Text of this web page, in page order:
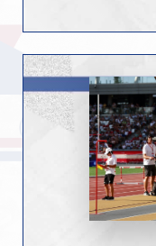
a selejtezőből
a 10. helyen
összesítésben a
fókusszal, erős
Fekete Sára
2009-es
versenyzője
jellemzően
is óriási
összesítésben a